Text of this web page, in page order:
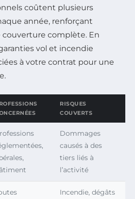
coûtent plusieurs
année, renforçant
couverture complète. En
vol et incendie
à votre contrat pour une
RISQUES
COUVERTS
Dommages
causés à des
tiers liés à
l’activité
Incendie, dégâts